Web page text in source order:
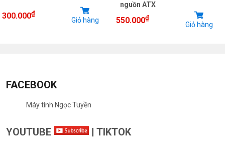
300.000₫
Giỏ hàng
nguồn ATX
550.000₫
Giỏ hàng
FACEBOOK
Máy tính Ngọc Tuyền
YOUTUBE | TIKTOK